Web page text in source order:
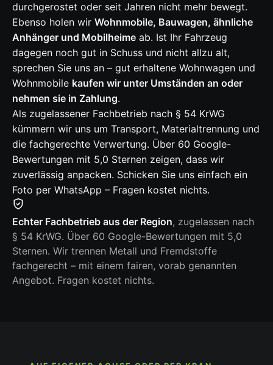
durchgerostet oder seit Jahren nicht mehr bewegt.
Ebenso holen wir Wohnmobile, Bauwagen, ähnliche
Anhänger und Mobilheime ab. Ist Ihr Fahrzeug
dagegen noch gut in Schuss und nicht allzu alt,
sprechen Sie uns an – gut erhaltene Wohnwagen und
Wohnmobile kaufen wir unter Umständen an oder
nehmen sie in Zahlung.
Als zugelassener Fachbetrieb nach § 54 KrWG
kümmern wir uns um Transport, Materialtrennung und
die fachgerechte Verwertung. Über 60 Google-
Bewertungen mit 5,0 Sternen zeigen, dass wir
zuverlässig anpacken. Schicken Sie uns einfach ein
Foto per WhatsApp – Fragen kostet nichts.
Echter Fachbetrieb aus der Region, zugelassen nach
§ 54 KrWG. Über 60 Google-Bewertungen mit 5,0
Sternen. Wir trennen Metall und Fremdstoffe
fachgerecht – mit einem fairen, vorab genannten
Angebot. Fragen kostet nichts.